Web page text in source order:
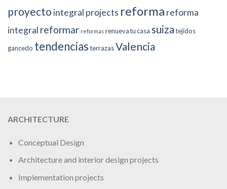
proyecto integral projects reforma reforma
integral reformar reformas renueva tu casa suiza tejidos
gancedo tendencias terrazasValencia
ARCHITECTURE
Conceptual Design
Architecture and interior design projects
Implementation projects